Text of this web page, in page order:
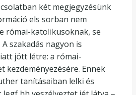
két megjegyzésünk
els sorban nem
római-katolikusoknak, se
szakadás nagyon is
jött létre: a római-
kezdeményezésére. Ennek
tanításaiban lelki és